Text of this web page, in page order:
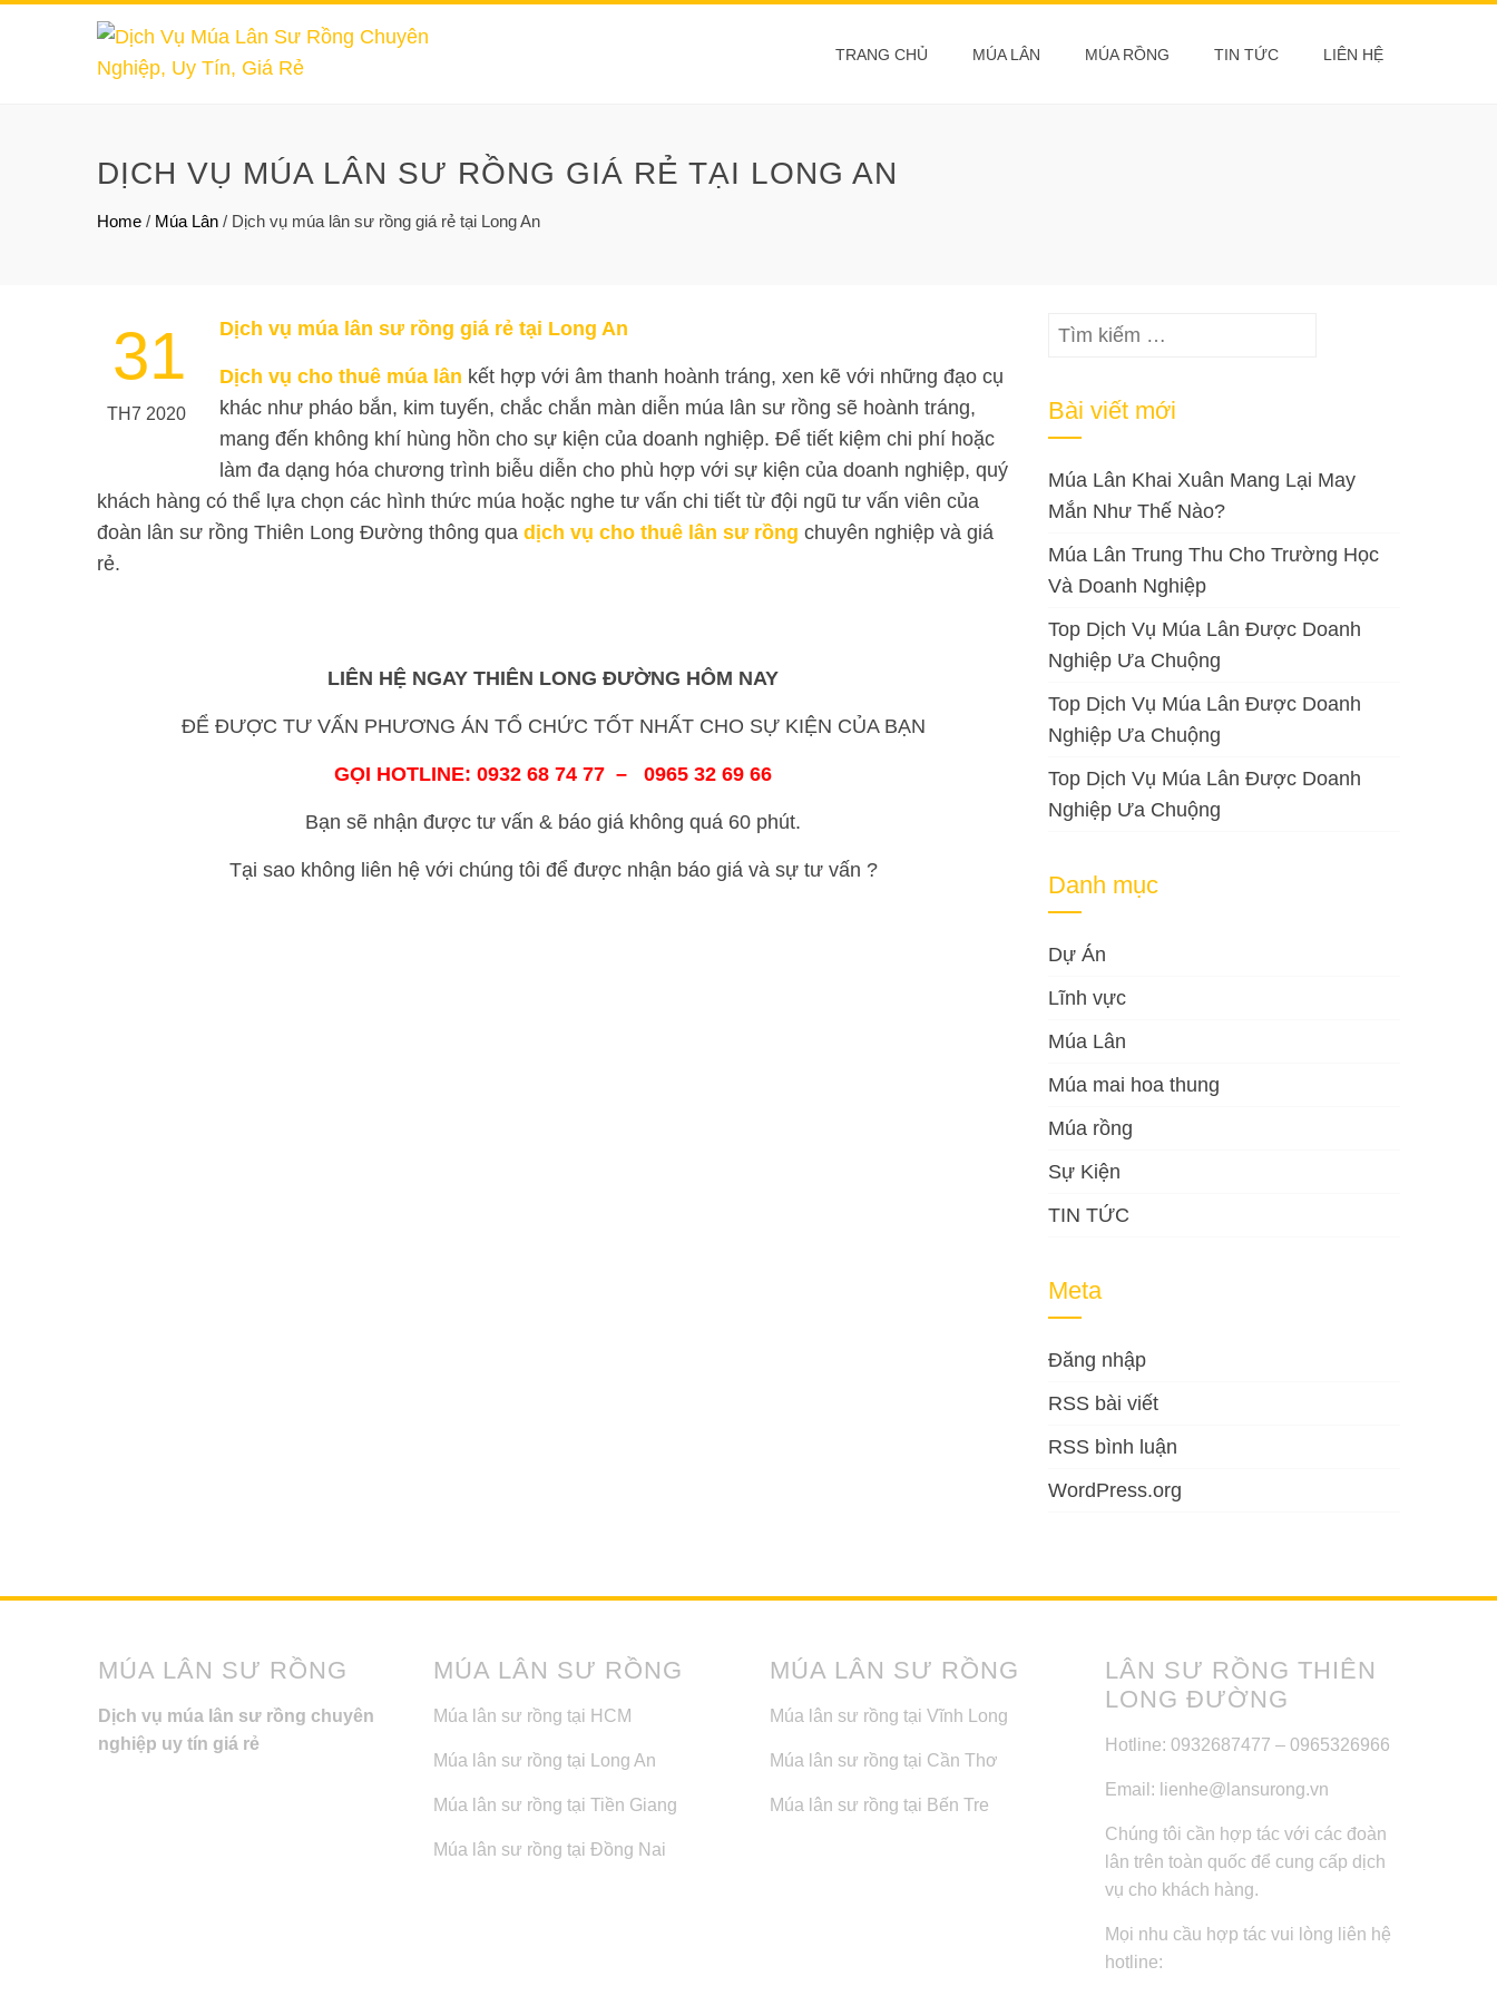
TRANG CHỦ MÚA LÂN MÚA RỒNG TIN TỨC LIÊN HỆ
DỊCH VỤ MÚA LÂN SƯ RỒNG GIÁ RẺ TẠI LONG AN
Home / Múa Lân / Dịch vụ múa lân sư rồng giá rẻ tại Long An
31
TH7 2020
Dịch vụ múa lân sư rồng giá rẻ tại Long An
Dịch vụ cho thuê múa lân kết hợp với âm thanh hoành tráng, xen kẽ với những đạo cụ
khác như pháo bắn, kim tuyến, chắc chắn màn diễn múa lân sư rồng sẽ hoành tráng,
mang đến không khí hùng hồn cho sự kiện của doanh nghiệp. Để tiết kiệm chi phí hoặc
làm đa dạng hóa chương trình biễu diễn cho phù hợp với sự kiện của doanh nghiệp, quý
khách hàng có thể lựa chọn các hình thức múa hoặc nghe tư vấn chi tiết từ đội ngũ tư vấn viên của
đoàn lân sư rồng Thiên Long Đường thông qua dịch vụ cho thuê lân sư rồng chuyên nghiệp và giá
rẻ.
LIÊN HỆ NGAY THIÊN LONG ĐƯỜNG HÔM NAY
ĐỂ ĐƯỢC TƯ VẤN PHƯƠNG ÁN TỔ CHỨC TỐT NHẤT CHO SỰ KIỆN CỦA BẠN
GỌI HOTLINE: 0932 68 74 77 – 0965 32 69 66
Bạn sẽ nhận được tư vấn & báo giá không quá 60 phút.
Tại sao không liên hệ với chúng tôi để được nhận báo giá và sự tư vấn ?
Tìm
Bài viết mới
Múa Lân Khai Xuân Mang Lại May
Mắn Như Thế Nào?
Múa Lân Trung Thu Cho Trường Học
Và Doanh Nghiệp
Top Dịch Vụ Múa Lân Được Doanh
Nghiệp Ưa Chuộng
Top Dịch Vụ Múa Lân Được Doanh
Nghiệp Ưa Chuộng
Top Dịch Vụ Múa Lân Được Doanh
Nghiệp Ưa Chuộng
Danh mục
Dự Án
Lĩnh vực
Múa Lân
Múa mai hoa thung
Múa rồng
Sự Kiện
TIN TỨC
Meta
Đăng nhập
RSS bài viết
RSS bình luận
WordPress.org
MÚA LÂN SƯ RỒNG
Dịch vụ múa lân sư rồng chuyên
nghiệp uy tín giá rẻ
MÚA LÂN SƯ RỒNG
Múa lân sư rồng tại HCM
Múa lân sư rồng tại Long An
Múa lân sư rồng tại Tiền Giang
Múa lân sư rồng tại Đồng Nai
MÚA LÂN SƯ RỒNG
Múa lân sư rồng tại Vĩnh Long
Múa lân sư rồng tại Cần Thơ
Múa lân sư rồng tại Bến Tre
LÂN SƯ RỒNG THIÊN
LONG ĐƯỜNG
Hotline: 0932687477 – 0965326966
Email: lienhe@lansurong.vn
Chúng tôi cần hợp tác với các đoàn
lân trên toàn quốc để cung cấp dịch
vụ cho khách hàng.
Mọi nhu cầu hợp tác vui lòng liên hệ
hotline: